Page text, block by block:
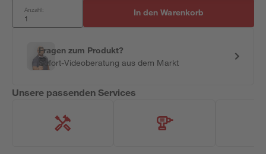
Anzahl: In den Warenkorb
Fragen zum Produkt?
Sofort-Videoberatung aus dem Markt
Unsere passenden Services